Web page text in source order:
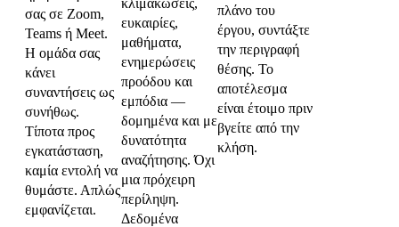
σας σε Zoom,
Teams ή Meet.
Η ομάδα σας
κάνει
συναντήσεις ως
συνήθως.
Τίποτα προς
εγκατάσταση,
καμία εντολή να
θυμάστε. Απλώς
εμφανίζεται.
ευκαιρίες,
μαθήματα,
ενημερώσεις
προόδου και
εμπόδια —
δομημένα και με
δυνατότητα
αναζήτησης. Όχι
μια πρόχειρη
περίληψη.
Δεδομένα
πλάνο του
έργου, συντάξτε
την περιγραφή
θέσης. Το
αποτέλεσμα
είναι έτοιμο πριν
βγείτε από την
κλήση.